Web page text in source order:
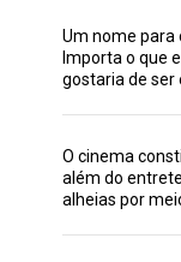
Um nome para
Importa o que
gostaria de ser
O cinema
além do
alheias por